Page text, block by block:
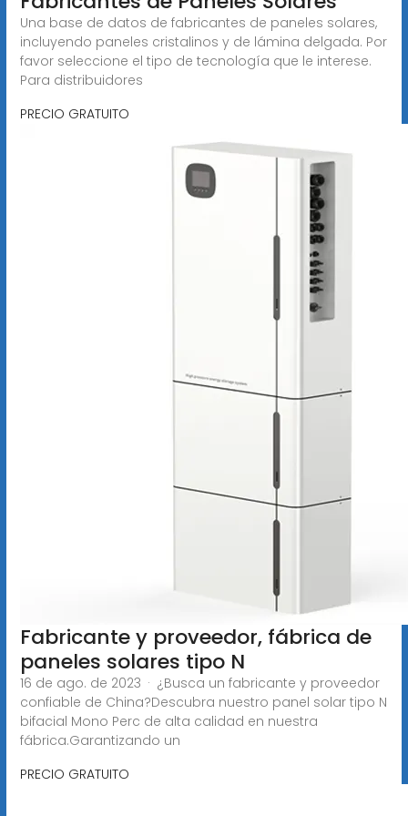
Una base de datos de fabricantes de paneles solares,
incluyendo paneles cristalinos y de lámina delgada. Por
favor seleccione el tipo de tecnología que le interese.
Para distribuidores
PRECIO GRATUITO
Fabricante y proveedor, fábrica de
paneles solares tipo N
16 de ago. de 2023 · ¿Busca un fabricante y proveedor
confiable de China?Descubra nuestro panel solar tipo N
bifacial Mono Perc de alta calidad en nuestra
fábrica.Garantizando un
PRECIO GRATUITO